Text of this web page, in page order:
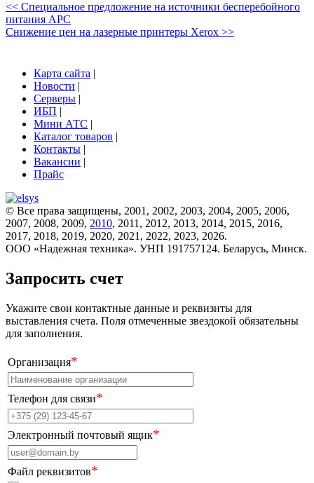
<< Специальное предложение на источники бесперебойного
питания APC
Снижение цен на лазерные принтеры Xerox >>
Карта сайта |
Новости |
Серверы |
ИБП |
Мини АТС |
Каталог товаров |
Контакты |
Вакансии |
Прайс
© Все права защищены, 2001, 2002, 2003, 2004, 2005, 2006,
2007, 2008, 2009, 2010, 2011, 2012, 2013, 2014, 2015, 2016,
2017, 2018, 2019, 2020, 2021, 2022, 2023, 2026.
ООО «Надежная техника». УНП 191757124. Беларусь, Минск.
Запросить счет
Укажите свои контактные данные и реквизиты для
выставления счета. Поля отмеченные звездокой обязательны
для заполнения.
Организация*
Телефон для связи*
Электронный почтовый ящик*
Файл реквизитов*